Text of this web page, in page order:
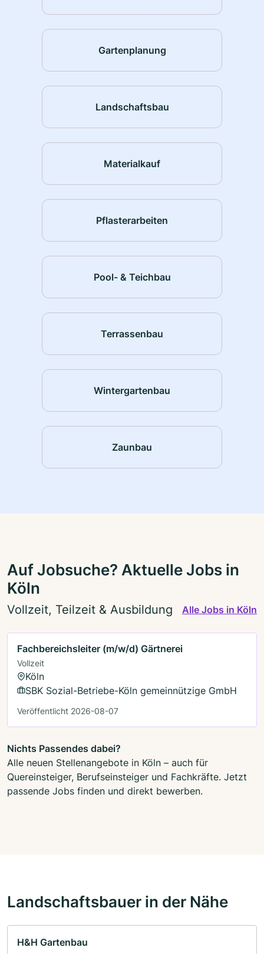
Gartenplanung
Landschaftsbau
Materialkauf
Pflasterarbeiten
Pool- & Teichbau
Terrassenbau
Wintergartenbau
Zaunbau
Auf Jobsuche? Aktuelle Jobs in
Köln
Vollzeit, Teilzeit & Ausbildung Alle Jobs in Köln
Fachbereichsleiter (m/w/d) Gärtnerei
Vollzeit
Köln
SBK Sozial-Betriebe-Köln gemeinnützige GmbH
Veröffentlicht 2026-08-07
Nichts Passendes dabei?
Alle neuen Stellenangebote in Köln – auch für
Quereinsteiger, Berufseinsteiger und Fachkräfte. Jetzt
passende Jobs finden und direkt bewerben.
Landschaftsbauer in der Nähe
H&H Gartenbau